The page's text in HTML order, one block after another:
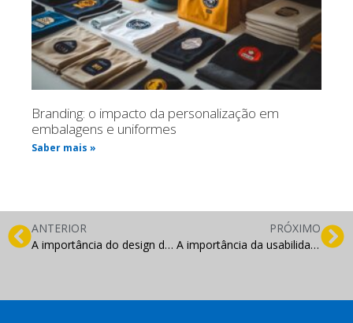
Branding: o impacto da personalização em
embalagens e uniformes
Saber mais »
ANTERIOR
A importância do design de sites para o sucesso de sua marca online
PRÓXIMO
A importância da usabilidade e acessibilidade em sites e blogs: como melhorar a experiência do usuário